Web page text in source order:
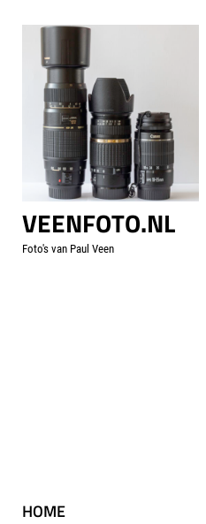
content
VEENFOTO.NL
Foto's van Paul Veen
HOME